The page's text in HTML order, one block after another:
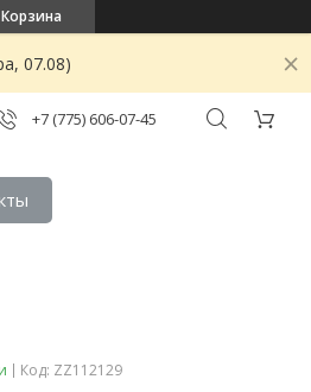
Корзина
07.08)
+7 (775) 606-07-45
Код: ZZ112129